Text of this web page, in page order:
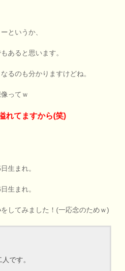
というか、
あると思います。
るのも分かりますけどね。
ってｗ
れてますから(笑)
生まれ。
生まれ。
をしてみました！(一応念のためｗ)
です。